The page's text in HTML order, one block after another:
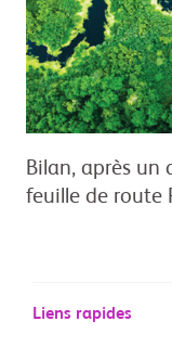
Bilan, après un
feuille de route
Liens rapides